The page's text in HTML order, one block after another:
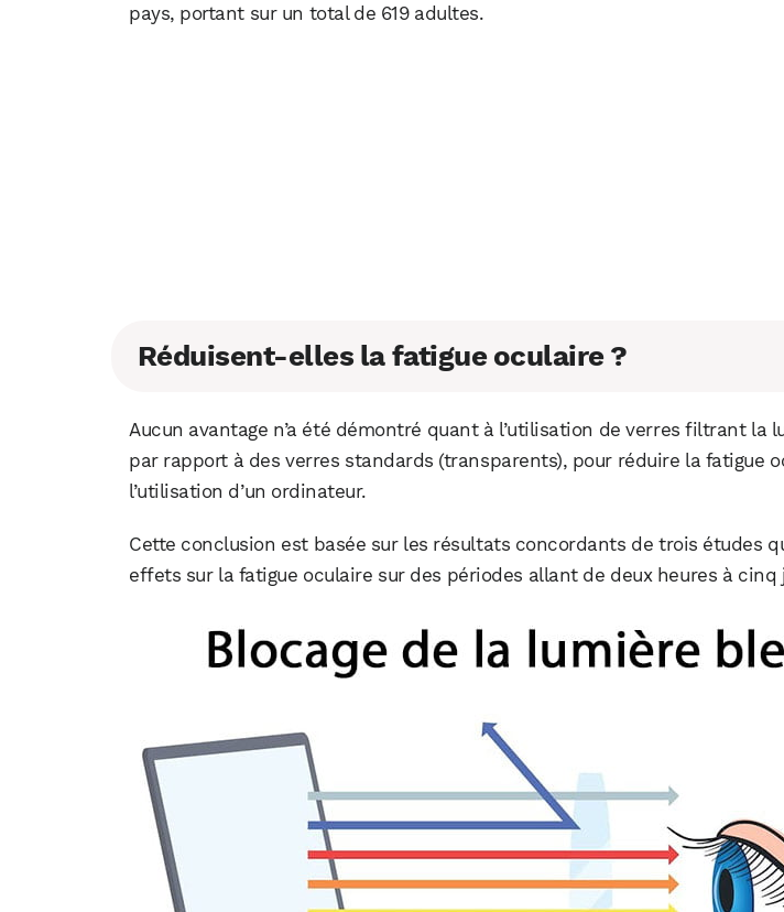
pays, portant sur un total de 619 adultes.
Réduisent-elles la fatigue oculaire ?
Aucun avantage n’a été démontré quant à l’utilisation de verres filtrant la
par rapport à des verres standards (transparents), pour réduire la fatigue
l’utilisation d’un ordinateur.
Cette conclusion est basée sur les résultats concordants de trois études
effets sur la fatigue oculaire sur des périodes allant de deux heures à cinq